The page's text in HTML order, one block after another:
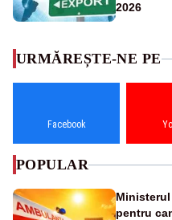
2026
URMĂREȘTE-NE PE
Facebook
POPULAR
pentru